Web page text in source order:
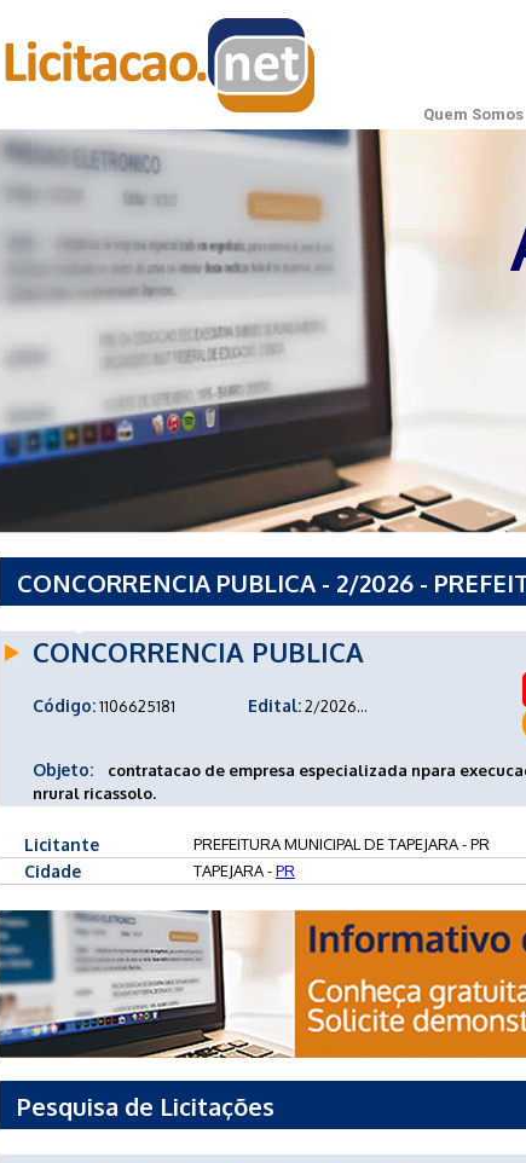
Quem Somos
CONCORRENCIA PUBLICA - 2/2026 -
CONCORRENCIA PUBLICA
Código:1106625181 Edital:2/2026...
Objeto:
contratacao de empresa especializada npara
nrural ricassolo.
Licitante PREFEITURA MUNICIPAL DE TAPEJARA - PR
Cidade TAPEJARA -PR
Pesquisa de Licitações